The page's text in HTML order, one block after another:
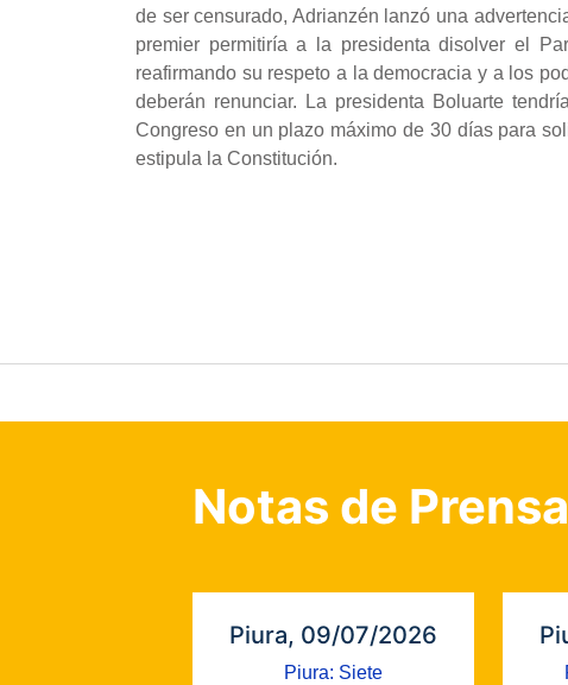
de ser censurado, Adrianzén lanzó una
premier permitiría a la presidenta disolver el
reafirmando su respeto a la democracia y a los
deberán renunciar. La presidenta Boluarte
Congreso en un plazo máximo de 30 días para
estipula la Constitución.
Notas de Prensa
Piura, 09/07/2026
Piura: Siete